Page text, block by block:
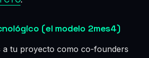
(el modelo 2mes4)
a tu proyecto como co-founders